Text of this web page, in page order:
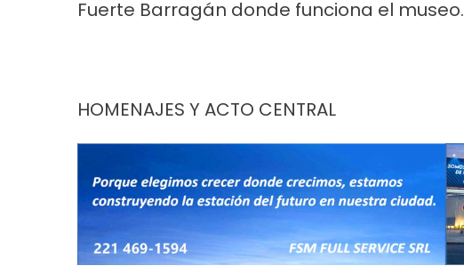
Fuerte Barragán donde funciona el museo.
HOMENAJES Y ACTO CENTRAL